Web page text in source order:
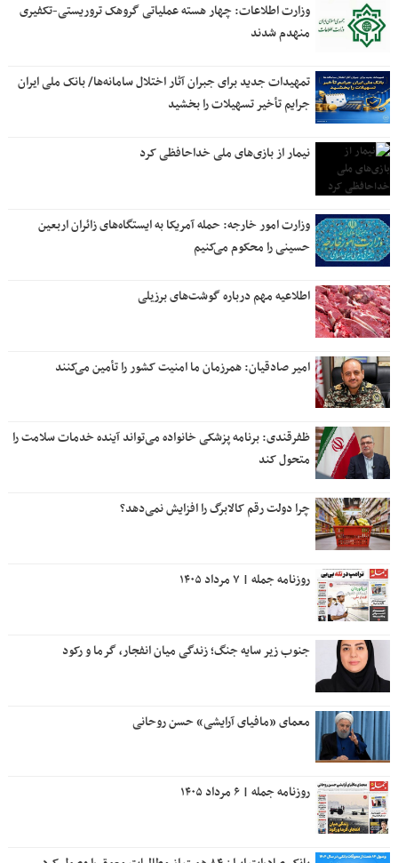
وزارت اطلاعات: چهار هسته‌ عملیاتی گروهک‌ تروریستی-تکفیری
منهدم شدند
تمهیدات جدید برای جبران آثار اختلال سامانه‌ها/ بانک ملی ایران
جرایم تأخیر تسهیلات را بخشید
نیمار از بازی‌های ملی خداحافظی کرد
وزارت امور خارجه: حمله آمریکا به ایستگاه‌های زائران اربعین
حسینی را محکوم می‌کنیم
اطلاعیه مهم درباره گوشت‌های برزیلی
امیر صادقیان: همرزمان ما امنیت کشور را تأمین می‌کنند
ظفرقندی: برنامه پزشکی خانواده می‌تواند آینده خدمات سلامت را
متحول کند
چرا دولت رقم کالابرگ را افزایش نمی‌دهد؟
روزنامه جمله | ۷ مرداد ۱۴۰۵
جنوب زیر سایه جنگ؛ زندگی میان انفجار، گرما و رکود
معمای «مافیای آرایشی» حسن روحانی
روزنامه جمله | ۶ مرداد ۱۴۰۵